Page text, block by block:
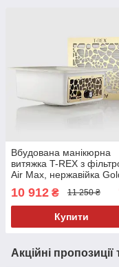
Вбудована манікюрна
витяжка T-REX з
Air Max, нержавійка
10 912 ₴ 11 250 ₴
Купити
Акційні